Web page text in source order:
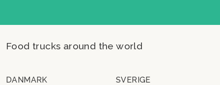
Food trucks around the world
DANMARK
SVERIGE